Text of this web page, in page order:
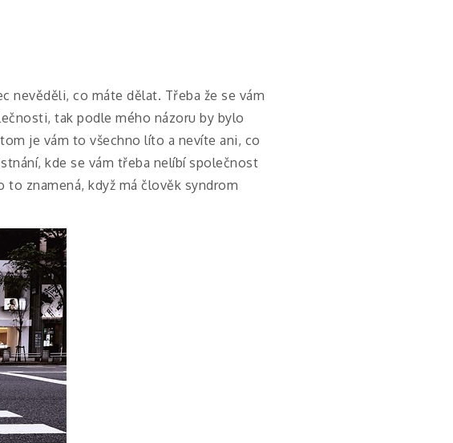
nevěděli, co máte dělat. Třeba že se vám
tak podle mého názoru by bylo
je vám to všechno líto a nevíte ani, co
kde se vám třeba nelíbí společnost
znamená, když má člověk syndrom